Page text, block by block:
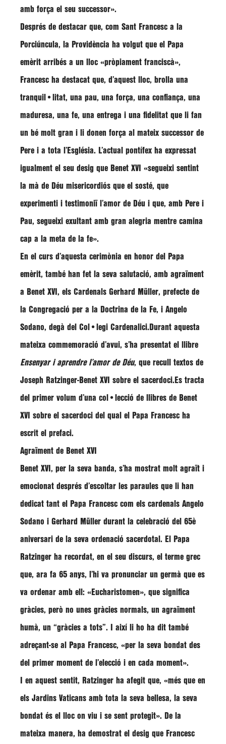
amb força el seu successor».
Després de destacar que, com Sant Francesc a la
Porciúncula, la Providència ha volgut que el Papa
emèrit arribés a un lloc «pròpiament franciscà»,
Francesc ha destacat que, d’aquest lloc, brolla una
tranquil•litat, una pau, una força, una confiança, una
maduresa, una fe, una entrega i una fidelitat que li fan
un bé molt gran i li donen força al mateix successor de
Pere i a tota l’Església. L’actual pontífex ha expressat
igualment el seu desig que Benet XVI «segueixi sentint
la mà de Déu misericordiós que el sosté, que
experimenti i testimoniï l’amor de Déu i que, amb Pere i
Pau, segueixi exultant amb gran alegria mentre camina
cap a la meta de la fe».
En el curs d’aquesta cerimònia en honor del Papa
emèrit, també han fet la seva salutació, amb agraïment
a Benet XVI, els Cardenals Gerhard Müller, prefecte de
la Congregació per a la Doctrina de la Fe, i Angelo
Sodano, degà del Col•legi Cardenalici.Durant aquesta
mateixa commemoració d’avui, s’ha presentat el llibre
Ensenyar i aprendre l’amor de Déu, que recull textos de
Joseph Ratzinger-Benet XVI sobre el sacerdoci.Es tracta
del primer volum d’una col•lecció de llibres de Benet
XVI sobre el sacerdoci del qual el Papa Francesc ha
escrit el prefaci.
Agraïment de Benet XVI
Benet XVI, per la seva banda, s’ha mostrat molt agraït i
emocionat després d’escoltar les paraules que li han
dedicat tant el Papa Francesc com els cardenals Angelo
Sodano i Gerhard Müller durant la celebració del 65è
aniversari de la seva ordenació sacerdotal. El Papa
Ratzinger ha recordat, en el seu discurs, el terme grec
que, ara fa 65 anys, l’hi va pronunciar un germà que es
va ordenar amb ell: «Eucharistomen», que significa
gràcies, però no unes gràcies normals, un agraïment
humà, un “gràcies a tots”. I així li ho ha dit també
adreçant-se al Papa Francesc, «per la seva bondat des
del primer moment de l’elecció i en cada moment».
I en aquest sentit, Ratzinger ha afegit que, «més que en
els Jardins Vaticans amb tota la seva bellesa, la seva
bondat és el lloc on viu i se sent protegit». De la
mateixa manera, ha demostrat el desig que Francesc